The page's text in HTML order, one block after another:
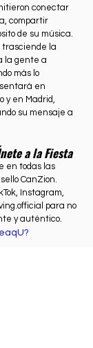
conectar
compartir
de su música.
trasciende la
la gente a
más lo
en
y en Madrid,
su mensaje a
a la Fiesta
en todas las
CanZion.
Instagram,
para no
y auténtico.